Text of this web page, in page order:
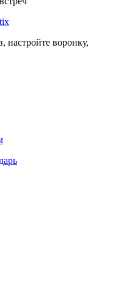
настройте воронку,